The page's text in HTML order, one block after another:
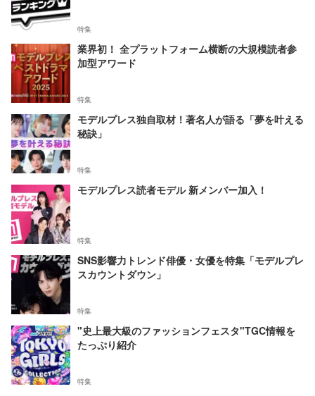
特集
業界初！ 全プラットフォーム横断の大規模読者参
加型アワード
特集
モデルプレス独自取材！著名人が語る「夢を叶える
秘訣」
特集
モデルプレス読者モデル 新メンバー加入！
特集
SNS影響力トレンド俳優・女優を特集「モデルプレ
スカウントダウン」
特集
"史上最大級のファッションフェスタ"TGC情報を
たっぷり紹介
特集